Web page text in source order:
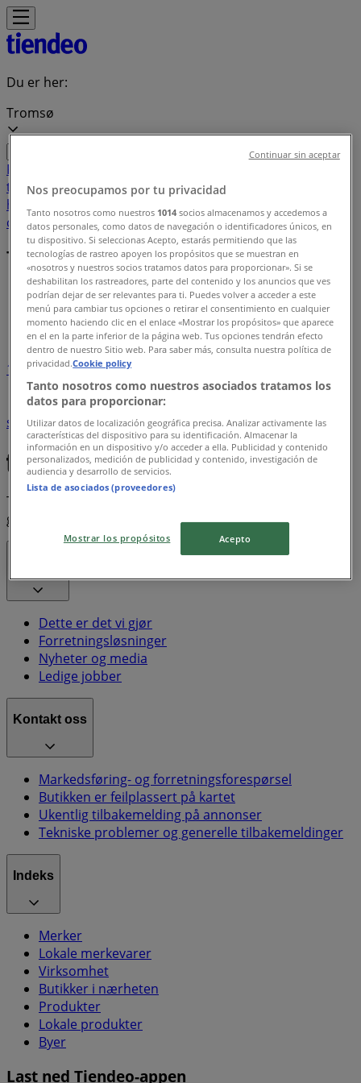
Du er her:
Tromsø
Featured
tilbehørSport og FritidElektronikk og hvitevarer
hage
caféerBøker og kontorBil og motor
Tilbudsindeks i Tromsø
Tiendeo i Tromsø»
Tilbudsindeks
1
is
kikkert barnens redningsvest
stryking
mobiltelefon potetgull Sjokolade
ryggsekk
elektrisk
sykkel stepper sekketralle
Tiendeo er en del av Shopfully, teknologiselskapet som
gjenoppfinner lokal shopping verden over.
Dette er det vi gjør
Forretningsløsninger
Nyheter og media
Ledige jobber
Kontakt oss
Markedsføring- og forretningsforespørsel
Butikken er feilplassert på kartet
Ukentlig tilbakemelding på annonser
Tekniske problemer og generelle tilbakemeldinger
Indeks
Merker
Lokale merkevarer
Virksomhet
Butikker i nærheten
Produkter
Lokale produkter
Byer
Last ned Tiendeo-appen
Nos preocupamos por tu privacidad
Tanto nosotros como nuestros 1014 socios almacenamos y accedemos a
datos personales, como datos de navegación o identificadores únicos, en
tu dispositivo. Si seleccionas Acepto, estarás permitiendo que las
tecnologías de rastreo apoyen los propósitos que se muestran en
«nosotros y nuestros socios tratamos datos para proporcionar». Si se
deshabilitan los rastreadores, parte del contenido y los anuncios que ves
podrían dejar de ser relevantes para ti. Puedes volver a acceder a este
menú para cambiar tus opciones o retirar el consentimiento en cualquier
momento haciendo clic en el enlace «Mostrar los propósitos» que aparece
en el en la parte inferior de la página web. Tus opciones tendrán efecto
dentro de nuestro Sitio web. Para saber más, consulta nuestra política de
privacidad.Cookie policy
Tanto nosotros como nuestros asociados tratamos los
datos para proporcionar:
Utilizar datos de localización geográfica precisa. Analizar activamente las
características del dispositivo para su identificación. Almacenar la
información en un dispositivo y/o acceder a ella. Publicidad y contenido
personalizados, medición de publicidad y contenido, investigación de
audiencia y desarrollo de servicios.
Lista de asociados (proveedores)
Mostrar los propósitos Acepto
Continuar sin aceptar